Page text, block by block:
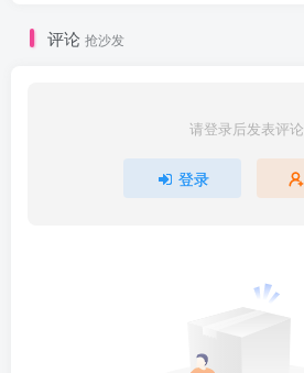
评论 抢沙发
请登录后发表评论
登录